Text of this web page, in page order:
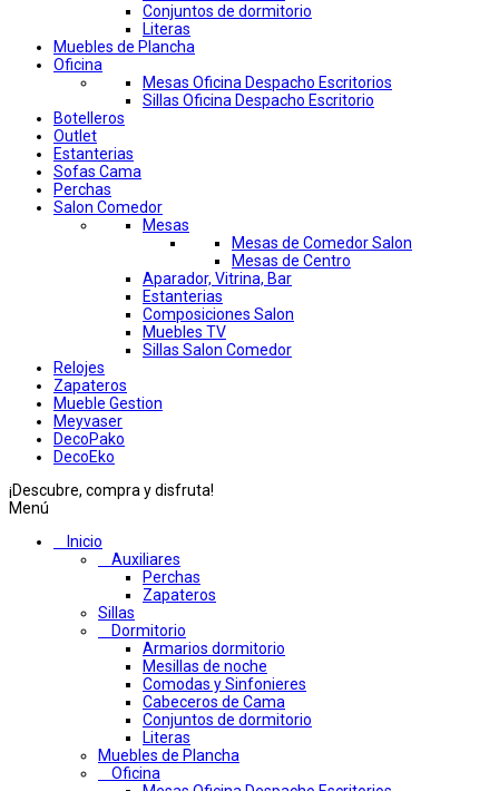
Conjuntos de dormitorio
Literas
Muebles de Plancha
Oficina
Mesas Oficina Despacho Escritorios
Sillas Oficina Despacho Escritorio
Botelleros
Outlet
Estanterias
Sofas Cama
Perchas
Salon Comedor
Mesas
Mesas de Comedor Salon
Mesas de Centro
Aparador, Vitrina, Bar
Estanterias
Composiciones Salon
Muebles TV
Sillas Salon Comedor
Relojes
Zapateros
Mueble Gestion
Meyvaser
DecoPako
DecoEko
¡Descubre, compra y disfruta!
Menú
Inicio
Auxiliares
Perchas
Zapateros
Sillas
Dormitorio
Armarios dormitorio
Mesillas de noche
Comodas y Sinfonieres
Cabeceros de Cama
Conjuntos de dormitorio
Literas
Muebles de Plancha
Oficina